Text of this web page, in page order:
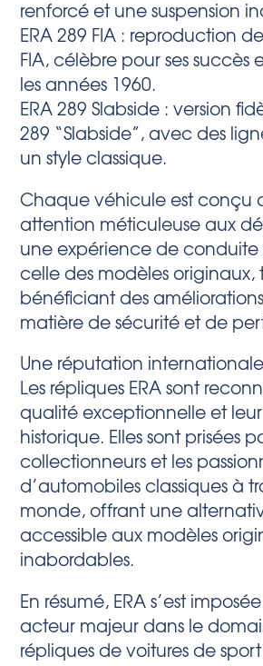
renforcé et une suspension
ERA 289 FIA : reproduction
FIA, célèbre pour ses succès
les années 1960.
ERA 289 Slabside : version
289 “Slabside”, avec des
un style classique.
Chaque véhicule est conçu
attention méticuleuse aux
une expérience de
celle des modèles originaux,
bénéficiant des
matière de sécurité et de
Une réputation internationale
Les répliques ERA sont
qualité exceptionnelle et
historique. Elles sont prisées
collectionneurs et les
d’automobiles classiques à
monde, offrant une
accessible aux modèles
inabordables.
En résumé, ERA s’est
acteur majeur dans le
répliques de voitures de